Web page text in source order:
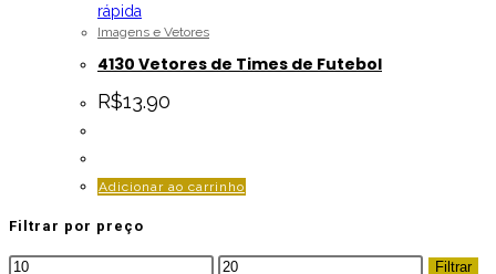
rápida
Imagens e Vetores
4130 Vetores de Times de Futebol
R$13.90
Adicionar ao carrinho
Filtrar por preço
Preço
Preço
Filtrar